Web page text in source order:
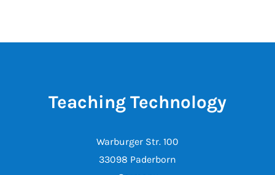
Teaching Technology
Warburger Str. 100
33098 Paderborn